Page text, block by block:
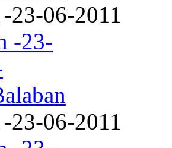
23-06-2011
23-06-2011